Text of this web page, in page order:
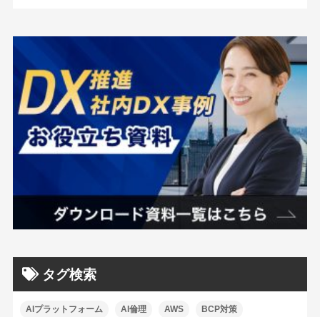
タグ検索
AIプラットフォーム AI倫理 AWS BCP対策